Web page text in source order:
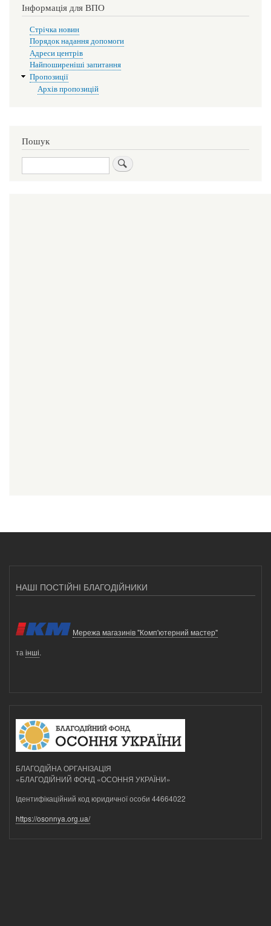
Інформація для ВПО
Стрічка новин
Порядок надання допомоги
Адреси центрів
Найпоширеніші запитання
Пропозиції
Архів пропозицій
Пошук
Пошук
НАШІ ПОСТІЙНІ БЛАГОДІЙНИКИ
Мережа магазинів "Комп'ютерний мастер"
та інші.
БЛАГОДІЙНА ОРГАНІЗАЦІЯ
«БЛАГОДІЙНИЙ ФОНД «ОСОННЯ УКРАЇНИ»
Ідентифікаційний код юридичної особи 44664022
https://osonnya.org.ua/